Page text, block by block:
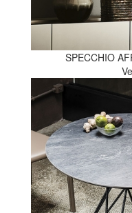
SPECCHIO